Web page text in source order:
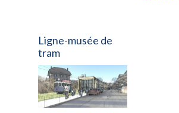
Ligne-musée de
tram